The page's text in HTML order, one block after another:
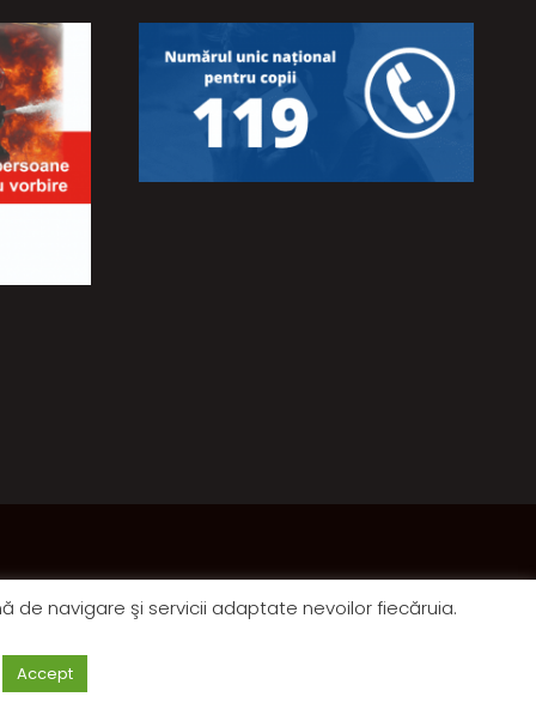
de navigare şi servicii adaptate nevoilor fiecăruia.
Accept